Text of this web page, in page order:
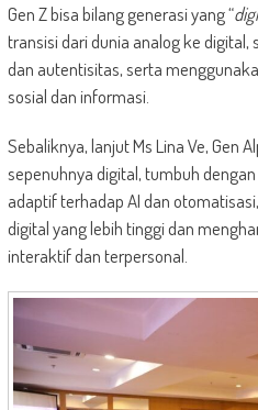
Gen Z bisa bilang generasi yang “
transisi dari dunia analog ke digital,
dan autentisitas, serta
sosial dan informasi.
Sebaliknya, lanjut Ms Lina Ve, Gen
sepenuhnya digital, tumbuh
adaptif terhadap AI dan
digital yang lebih tinggi dan
interaktif dan terpersonal.